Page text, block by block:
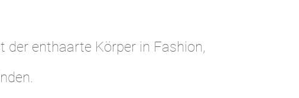
der enthaarte Körper in Fashion,